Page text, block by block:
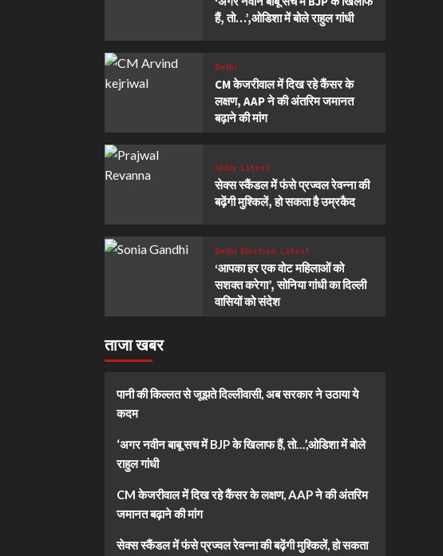
हैं, तो…’,ओडिशा में बोले राहुल गांधी
Delhi
CM केजरीवाल में दिख रहे कैंसर के
लक्षण, AAP ने की अंतरिम जमानत
बढ़ाने की मांग
India Latest
सेक्स स्कैंडल में फंसे प्रज्वल रेवन्ना की
बढ़ेंगी मुश्किलें, हो सकता है उम्रकैद
Delhi Election Latest
‘आपका हर एक वोट महिलाओं को
सशक्त करेगा’, सोनिया गांधी का दिल्ली
वासियों को संदेश
ताजा खबर
पानी की किल्लत से जूझते दिल्लीवासी, अब सरकार ने उठाया ये
कदम
‘अगर नवीन बाबू सच में BJP के खिलाफ हैं, तो…’,ओडिशा में बोले
राहुल गांधी
CM केजरीवाल में दिख रहे कैंसर के लक्षण, AAP ने की अंतरिम
जमानत बढ़ाने की मांग
सेक्स स्कैंडल में फंसे प्रज्वल रेवन्ना की बढ़ेंगी मुश्किलें, हो सकता